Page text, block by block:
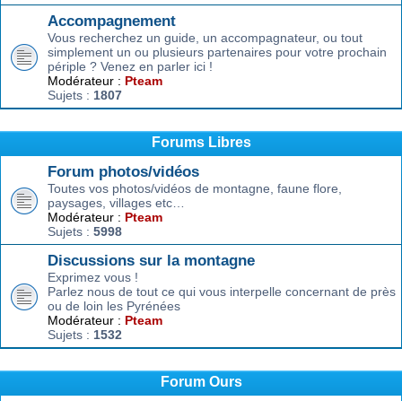
Accompagnement
Vous recherchez un guide, un accompagnateur, ou tout
simplement un ou plusieurs partenaires pour votre prochain
périple ? Venez en parler ici !
Modérateur : Pteam
Sujets : 1807
Forums Libres
Forum photos/vidéos
Toutes vos photos/vidéos de montagne, faune flore,
paysages, villages etc…
Modérateur : Pteam
Sujets : 5998
Discussions sur la montagne
Exprimez vous !
Parlez nous de tout ce qui vous interpelle concernant de près
ou de loin les Pyrénées
Modérateur : Pteam
Sujets : 1532
Forum Ours